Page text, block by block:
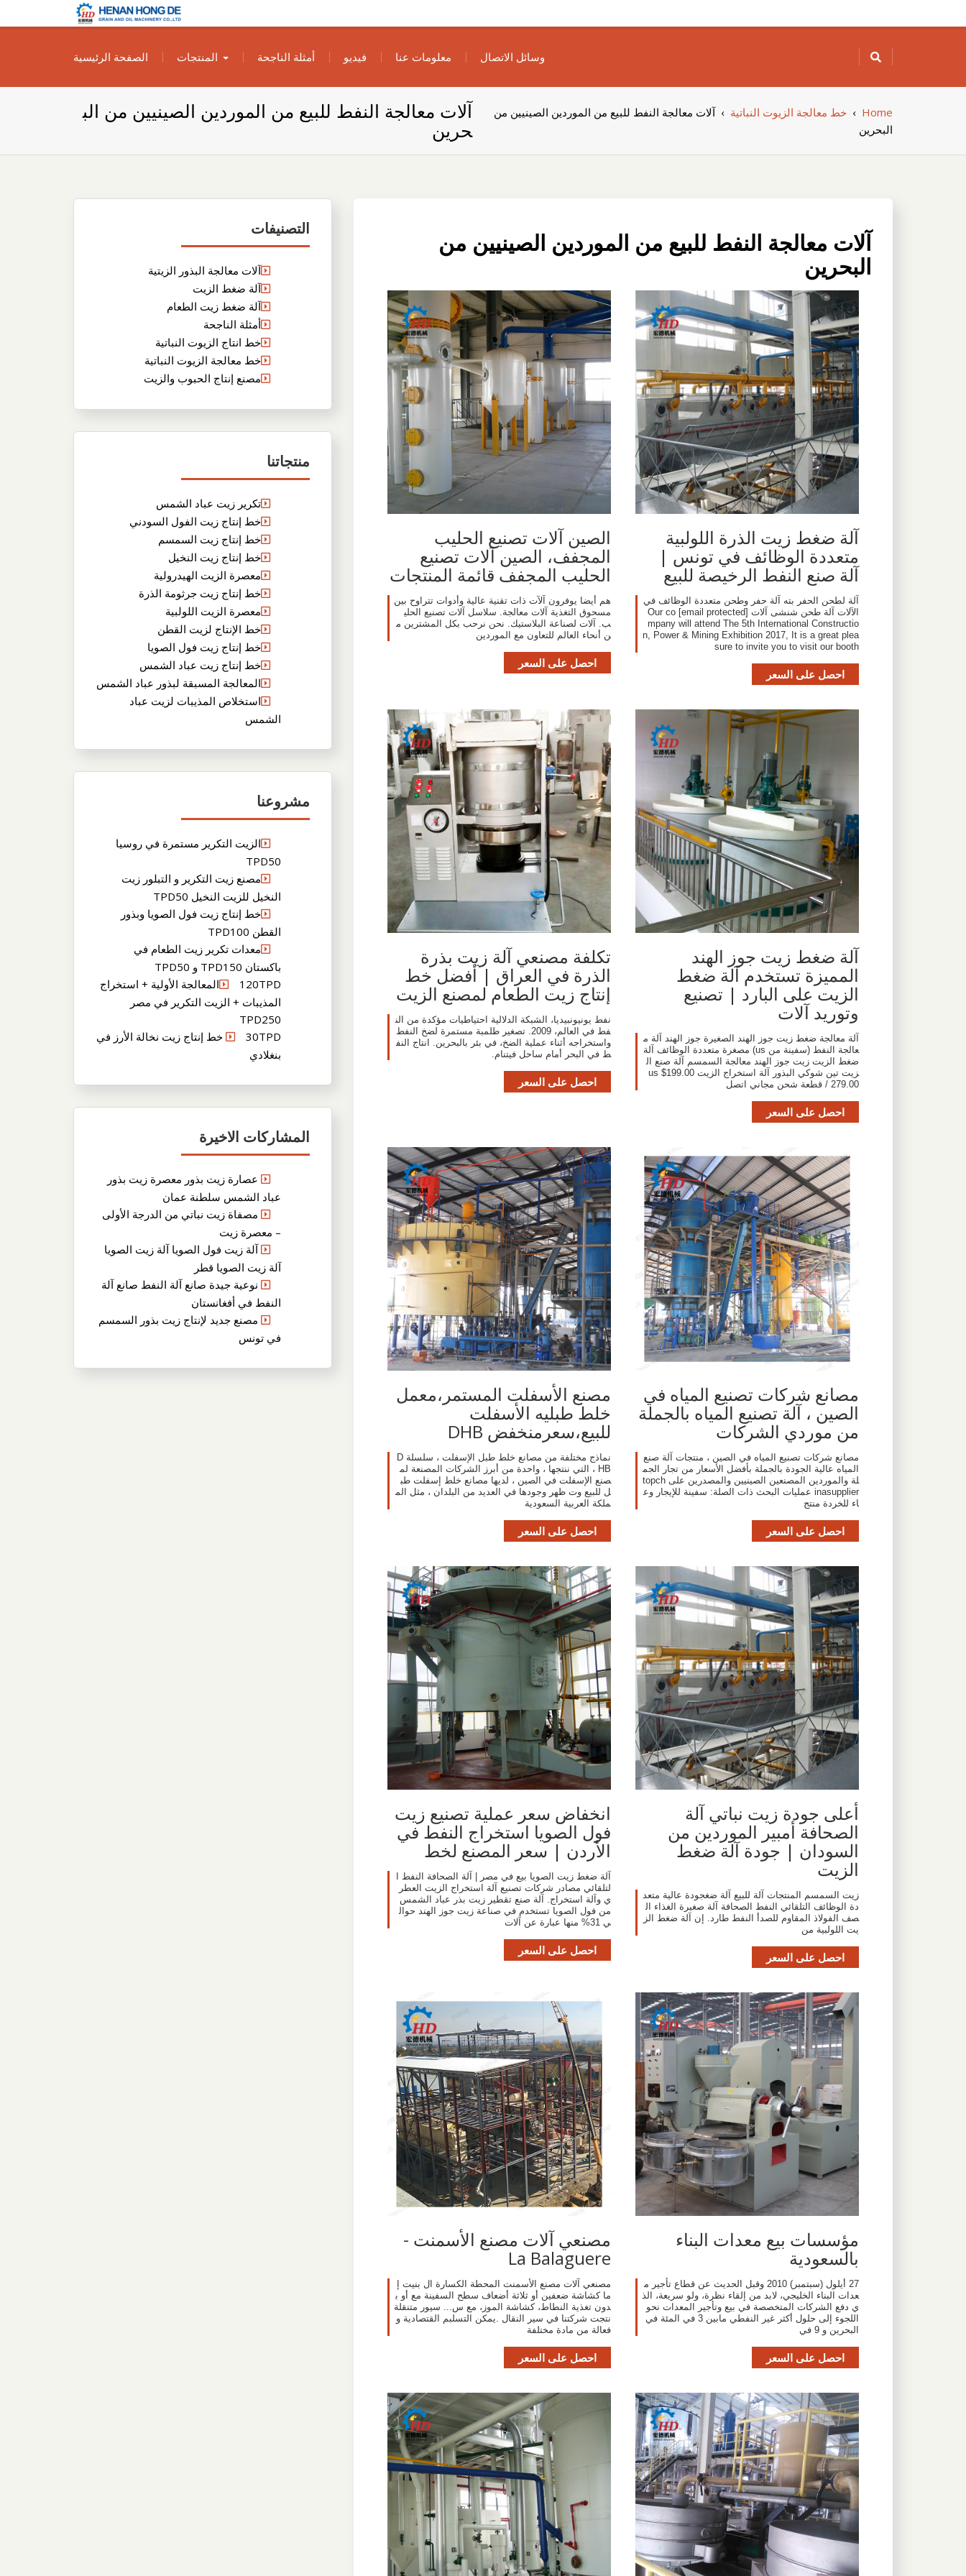
to
الزيوت النباتية
الخاص بك
الصفحة الرئيسية
المنتجات أمثلة الناجحة فيديو معلومات عنا وسائل الاتصال
آلات معالجة النفط للبيع من الموردين الصينيين من الب
حرين
Home
› خط معالجة الزيوت النباتية ›آلات معالجة النفط للبيع من الموردين الصينيين من
البحرين
التصنيفات
آلات معالجة البذور الزيتية
آلة ضغط الزيت
آلة ضغط زيت الطعام
أمثلة الناجحة
خط انتاج الزيوت النباتية
خط معالجة الزيوت النباتية
مصنع إنتاج الحبوب والزيت
منتجاتنا
تكرير زيت عباد الشمس
خط إنتاج زيت الفول السودني
خط إنتاج زيت السمسم
خط إنتاج زيت النخيل
معصرة الزيت الهيدرولية
خط إنتاج زيت جرثومة الذرة
معصرة الزيت اللولبية
خط الإنتاج لزيت القطن
خط إنتاج زيت فول الصويا
خط إنتاج زيت عباد الشمس
المعالجة المسبقة لبذور عباد الشمس
استخلاص المذيبات لزيت عباد
الشمس
مشروعنا
الزيت التكرير مستمرة في روسيا
TPD50
مصنع زيت التكرير و التبلور زيت
النخيل للزيت النخيل TPD50
خط إنتاج زيت فول الصويا وبذور
القطن TPD100
معدات تكرير زيت الطعام في
باكستان TPD150 و TPD50
120TPDالمعالجة الأولية + استخراج
المذيبات + الزيت التكرير في مصر
TPD250
30TPD خط إنتاج زيت نخالة الأرز في
بنغلادي
المشاركات الاخيرة
عصارة زيت بذور معصرة زيت بذور
عباد الشمس سلطنة عمان
مصفاة زيت نباتي من الدرجة الأولى
– معصرة زيت
آلة زيت فول الصويا آلة زيت الصويا
آلة زيت الصويا قطر
نوعية جيدة صانع آلة النفط صانع آلة
النفط في أفغانستان
مصنع جديد لإنتاج زيت بذور السمسم
في تونس
آلات معالجة النفط للبيع من الموردين الصينيين من
البحرين
آلة ضغط زيت الذرة اللولبية
متعددة الوظائف في تونس |
آلة صنع النفط الرخيصة للبيع
آلة لطحن الحفر بته آلة حفر وطحن متعددة الوظائف في
الآلات آلة طحن شنشى آلات [email protected] Our co
mpany will attend The 5th International Constructio
n, Power & Mining Exhibition 2017, It is a great plea
sure to invite you to visit our booth
احصل على السعر
الصين آلات تصنيع الحليب
المجفف، الصين آلات تصنيع
الحليب المجفف قائمة المنتجات
هم أيضا يوفرون آلآت ذات تقنية عالية وأدوات تتراوح بين
مسحوق التغذية آلات معالجة. سلاسل آلات تصنيع الحلي
ب. آلات لصناعة البلاستيك. نحن نرحب بكل المشترين م
ن أنحاء العالم للتعاون مع الموردين
احصل على السعر
آلة ضغط زيت جوز الهند
المميزة تستخدم آلة ضغط
الزيت على البارد | تصنيع
وتوريد آلات
آلة معالجة ضغط زيت جوز الهند الصغيرة جوز الهند آلة م
عالجة النفط (سفينة من us) مصغرة متعددة الوظائف آلة
ضغط الزيت زيت جوز الهند معالجة السمسم آلة صنع ال
زيت تين شوكي البذور آلة استخراج الزيت us $199.00
279.00 / قطعة شحن مجاني اتصل
احصل على السعر
تكلفة مصنعي آلة زيت بذرة
الذرة في العراق | أفضل خط
إنتاج زيت الطعام لمصنع الزيت
نفط يونيونبيديا، الشبكة الدلالية احتياطيات مؤكدة من الن
فط في العالم، 2009. تصغير طلمبة مستمرة لضخ النفط
واستخراجه أثناء عملية الضخ، في بئر بالبحرين. انتاج النف
ط في البحر أمام ساحل فيتنام.
احصل على السعر
مصانع شركات تصنيع المياه في
الصين ، آلة تصنيع المياه بالجملة
من موردي الشركات
مصانع شركات تصنيع المياه في الصين ، منتجات آلة صنع
المياه عالية الجودة بالجملة بأفضل الأسعار من تجار الجم
لة والموردين المصنعين الصينيين والمصدرين على topch
inasupplier عمليات البحث ذات الصلة: سفينة للإيجار وع
اء للخردة منتج
احصل على السعر
مصنع الأسفلت المستمر،معمل
خلط طبليه الأسفلت
للبيع،سعرمنخفض DHB
نماذج مختلفة من مصانع خلط طبل الإسفلت ، سلسلة D
HB ، التي ننتجها ، واحدة من أبرز الشركات المصنعة لم
صنع الإسفلت في الصين ، لديها مصانع خلط إسفلت طب
ل للبيع وت ظهر وجودها في العديد من البلدان ، مثل الم
ملكة العربية السعودية
احصل على السعر
أعلى جودة زيت نباتي آلة
الصحافة أمبير الموردين من
السودان | جودة آلة ضغط
الزيت
زيت السمسم المنتجات آلة للبيع آلة ضغجودة عالية متعد
دة الوظائف التلقائي النفط الصحافة آلة صغيرة الغذاء ال
صف الفولاذ المقاوم للصدأ النفط طارد. إن آلة ضغط الز
يت اللولبية من
احصل على السعر
انخفاض سعر عملية تصنيع زيت
فول الصويا استخراج النفط في
الأردن | سعر المصنع لخط
آلة ضغط زيت الصويا بيع في مصر | آلة الصحافة النفط ا
لتلقائي مصادر شركات تصنيع آلة استخراج الزيت العطر
ي وآلة استخراج. آلة صنع تقطير زيت بذر عباد الشمس
من فول الصويا تستخدم في صناعة زيت جوز الهند حوال
ي 31% منها عبارة عن آلات
احصل على السعر
مؤسسات بيع معدات البناء
بالسعودية
27 أيلول (سبتمبر) 2010 وقبل الحديث عن قطاع تأجير م
عدات البناء الخليجي، لابد من إلقاء نظرة، ولو سريعة، الذ
ي دفع الشركات المتخصصة في بيع وتأجير المعدات نحو
اللجوء إلى حلول أكثر غير النفطي مابين 3 في المئة في
البحرين و 9 في
احصل على السعر
مصنعي آلات مصنع الأسمنت -
La Balaguere
مصنعي آلات مصنع الأسمنت المحطة الكسارة ال بنيت إ
ما كشاشة ضعفين أو ثلاثة أضعاف سطح السفينة مع أو ب
دون تغذية النطاط، كشاشة الموز، مع س... سيور متنقلة
نتجت شركتنا في سير النقال .يمكن التسلبم القتصادية و
فعالة من مادة مختلفة
احصل على السعر